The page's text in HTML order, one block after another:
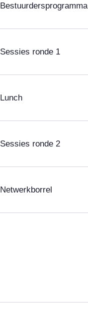
Bestuurdersprogramma
Sessies ronde 1
Lunch
Sessies ronde 2
Netwerkborrel